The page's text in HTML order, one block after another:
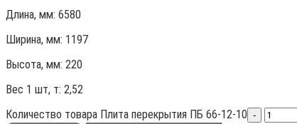
Длина, мм: 6580
Ширина, мм: 1197
Высота, мм: 220
Вес 1 шт, т: 2,52
Количество товара Плита перекрытия ПБ 66-12-10 -